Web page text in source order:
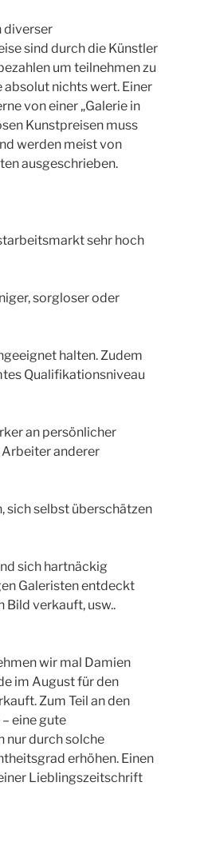
diverser
sind durch die Künstler
um teilnehmen zu
absolut nichts wert. Einer
von einer „Galerie in
Kunstpreisen muss
werden meist von
ausgeschrieben.
sehr hoch
sorgloser oder
halten. Zudem
Qualifikationsniveau
an persönlicher
anderer
sich selbst überschätzen
sich hartnäckig
Galeristen entdeckt
Bild verkauft, usw..
wir mal Damien
im August für den
Zum Teil an den
eine gute
nur durch solche
erhöhen. Einen
Lieblingszeitschrift